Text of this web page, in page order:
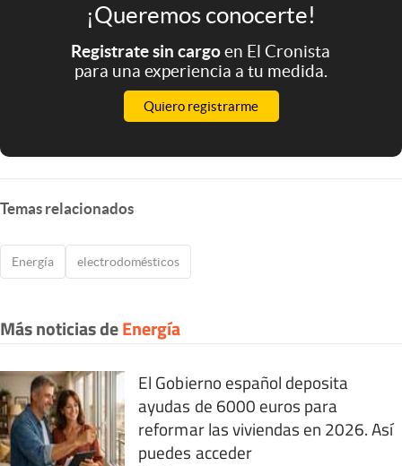
¡Queremos conocerte!
Registrate sin cargoen El Cronista
para una experiencia a tu medida.
Quiero registrarme
Temas relacionados
Energía electrodomésticos
Más noticias deEnergía
El Gobierno español deposita
ayudas de 6000 euros para
reformar las viviendas en 2026. Así
puedes acceder